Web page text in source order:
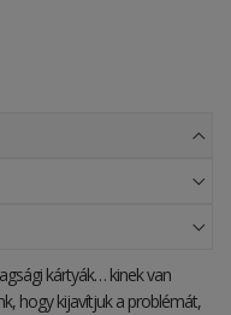
kártyák… kinek van
hogy kijavítjuk a problémát,